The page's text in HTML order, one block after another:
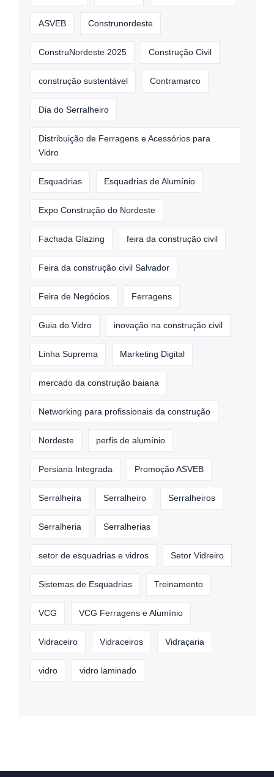
ASVEB Construnordeste
ConstruNordeste 2025 Construção Civil
construção sustentável Contramarco
Dia do Serralheiro
Distribuição de Ferragens e Acessórios para
Vidro
Esquadrias Esquadrias de Alumínio
Expo Construção do Nordeste
Fachada Glazing feira da construção civil
Feira da construção civil Salvador
Feira de Negócios Ferragens
Guia do Vidro inovação na construção civil
Linha Suprema Marketing Digital
mercado da construção baiana
Networking para profissionais da construção
Nordeste perfis de alumínio
Persiana Integrada Promoção ASVEB
Serralheira Serralheiro Serralheiros
Serralheria Serralherias
setor de esquadrias e vidros Setor Vidreiro
Sistemas de Esquadrias Treinamento
VCG VCG Ferragens e Alumínio
Vidraceiro Vidraceiros Vidraçaria
vidro vidro laminado